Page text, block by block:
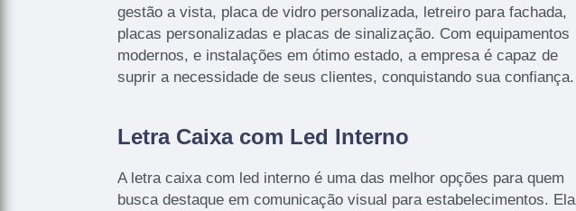
gestão a vista, placa de vidro personalizada, letreiro para fachada,
placas personalizadas e placas de sinalização. Com equipamentos
modernos, e instalações em ótimo estado, a empresa é capaz de
suprir a necessidade de seus clientes, conquistando sua confiança.
Letra Caixa com Led Interno
A letra caixa com led interno é uma das melhor opções para quem
busca destaque em comunicação visual para estabelecimentos. Ela